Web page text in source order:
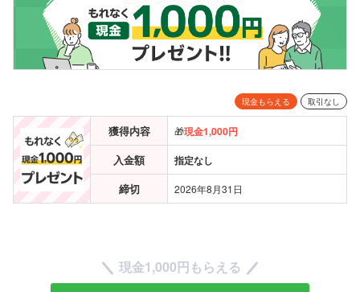
現金もらえる 取引なし
獲得内容 🎁現金1,000円
入金額 指定なし
締切 2026年8月31日
現金1,000円もらえる